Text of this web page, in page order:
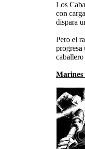
Los
con
dispara
Pero el
progresa
Marines